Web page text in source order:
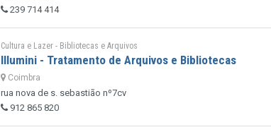
239 714 414
Cultura e Lazer - Bibliotecas e Arquivos
Illumini - Tratamento de Arquivos e Bibliotecas
Coimbra
rua nova de s. sebastião nº7cv
912 865 820